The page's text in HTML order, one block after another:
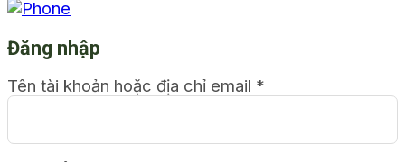
Đăng nhập
Tên tài khoản hoặc địa chỉ email *